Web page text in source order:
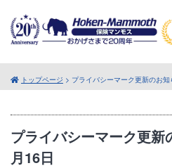
トップページ > プライバシーマーク更新のお
プライバシーマーク更新
月16日